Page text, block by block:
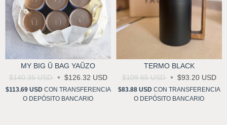
MY BIG Ŭ BAG YAŬZO
$140.35 USD
$126.32 USD
$113.69 USD CON TRANSFERENCIA
O DEPÓSITO BANCARIO
TERMO BLACK
$109.65 USD
$93.20 USD
$83.88 USD CON TRANSFERENCIA
O DEPÓSITO BANCARIO